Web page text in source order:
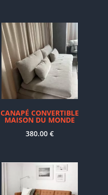
CANAPÉ CONVERTIBLE
MAISON DU MONDE
380.00 €